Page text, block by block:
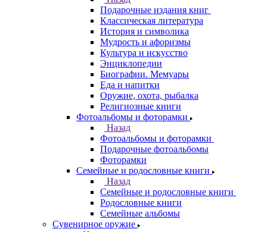
Подарочные издания книг
Классическая литература
История и символика
Мудрость и афоризмы
Культура и искусство
Энциклопедии
Биографии. Мемуары
Еда и напитки
Оружие, охота, рыбалка
Религиозные книги
Фотоальбомы и фоторамки
Назад
Фотоальбомы и фоторамки
Подарочные фотоальбомы
Фоторамки
Семейные и родословные книги
Назад
Семейные и родословные книги
Родословные книги
Семейные альбомы
Сувенирное оружие